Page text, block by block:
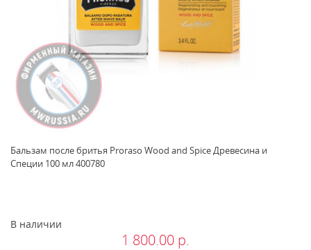
Бальзам после бритья Proraso Wood and Spice Древесина и
Специи 100 мл 400780
В наличии
1 800.00 р.